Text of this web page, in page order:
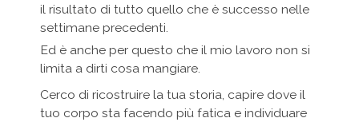
il risultato di tutto quello che è successo nelle
settimane precedenti.
Ed è anche per questo che il mio lavoro non si
limita a dirti cosa mangiare.
Cerco di ricostruire la tua storia, capire dove il
tuo corpo sta facendo più fatica e individuare